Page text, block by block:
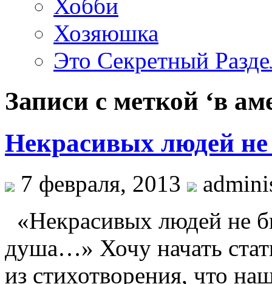
Хобби
Хозяюшка
Это Секретный
Записи с меткой ‘в
Некрасивых людей
7 февраля, 2013
«Некрасивых людей не
душа…» Хочу начать
из стихотворения, что